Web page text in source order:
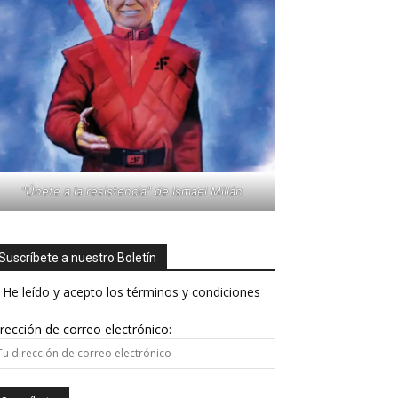
"Únete a la resistencia" de Ismael Millán
a nuestro Boletín
He leído y acepto los términos y condiciones
de correo electrónico: